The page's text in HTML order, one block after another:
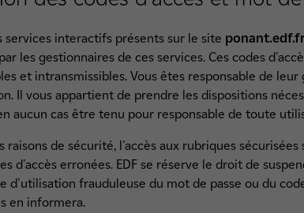
services interactifs présents sur le site ponant.edf.fr
les gestionnaires de ces services. Ces codes
et intransmissibles. Vous êtes responsable de
Il vous appartient de prendre les dispositions
aucun cas être tenu pour responsable de toute
raisons de sécurité, l'accès aux rubriques
d'accès erronées. EDF se réserve le droit de
d'utilisation frauduleuse du mot de passe ou du
en informera.